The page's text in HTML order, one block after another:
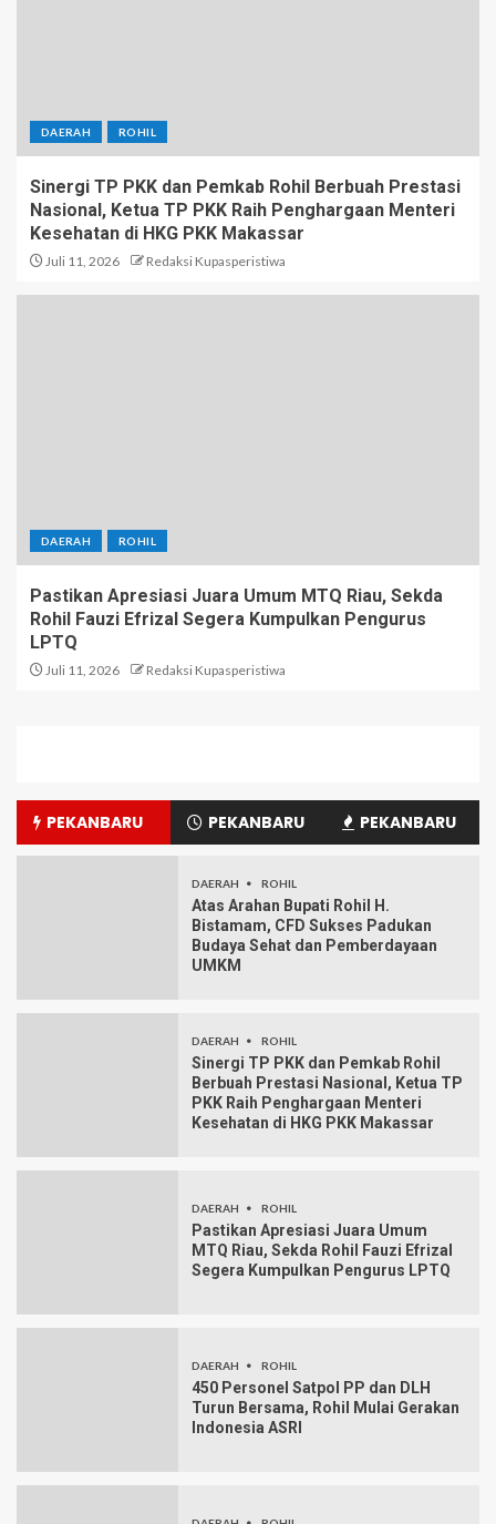
DAERAH ROHIL
Sinergi TP PKK dan Pemkab Rohil Berbuah Prestasi
Nasional, Ketua TP PKK Raih Penghargaan Menteri
Kesehatan di HKG PKK Makassar
Juli 11, 2026 Redaksi Kupasperistiwa
DAERAH ROHIL
Pastikan Apresiasi Juara Umum MTQ Riau, Sekda
Rohil Fauzi Efrizal Segera Kumpulkan Pengurus
LPTQ
Juli 11, 2026 Redaksi Kupasperistiwa
PEKANBARU PEKANBARU PEKANBARU
DAERAH ROHIL
Atas Arahan Bupati Rohil H.
Bistamam, CFD Sukses Padukan
Budaya Sehat dan Pemberdayaan
UMKM
DAERAH ROHIL
Sinergi TP PKK dan Pemkab Rohil
Berbuah Prestasi Nasional, Ketua TP
PKK Raih Penghargaan Menteri
Kesehatan di HKG PKK Makassar
DAERAH ROHIL
Pastikan Apresiasi Juara Umum
MTQ Riau, Sekda Rohil Fauzi Efrizal
Segera Kumpulkan Pengurus LPTQ
DAERAH ROHIL
450 Personel Satpol PP dan DLH
Turun Bersama, Rohil Mulai Gerakan
Indonesia ASRI